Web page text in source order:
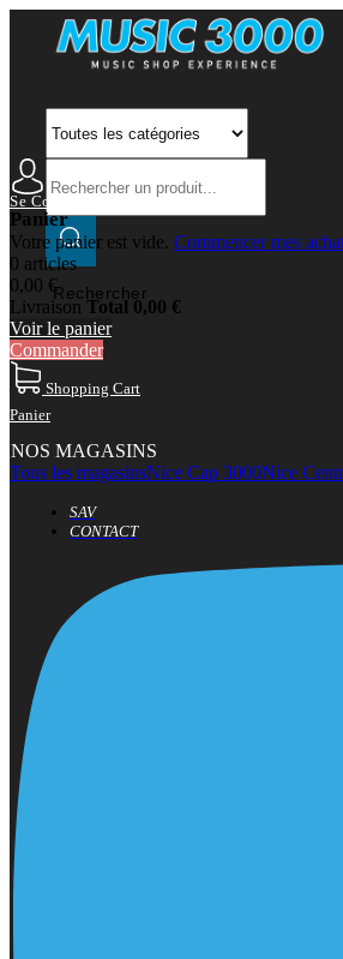
Rechercher
Se Connecter Mon Compte
Panier
Votre panier est vide. Commencer mes
0 articles
0,00 €
Livraison Total 0,00 €
Voir le panier
Commander
Shopping Cart
Panier
NOS MAGASINS
Tous les magasinsNice Cap 3000Nice
SAV
CONTACT